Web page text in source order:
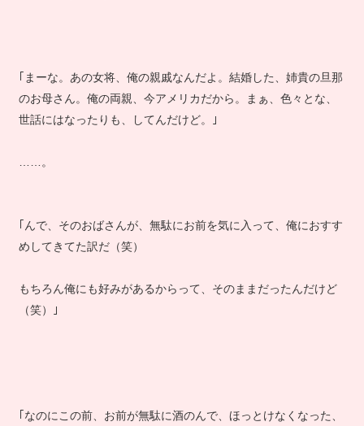
｢まーな。あの女将、俺の親戚なんだよ。結婚した、姉貴の旦那
のお母さん。俺の両親、今アメリカだから。まぁ、色々とな、
世話にはなったりも、してんだけど。｣
……。
｢んで、そのおばさんが、無駄にお前を気に入って、俺におすす
めしてきてた訳だ（笑）
もちろん俺にも好みがあるからって、そのままだったんだけど
（笑）｣
｢なのにこの前、お前が無駄に酒のんで、ほっとけなくなった、